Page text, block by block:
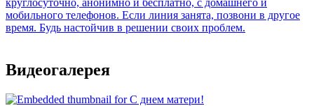
Видеогалерея